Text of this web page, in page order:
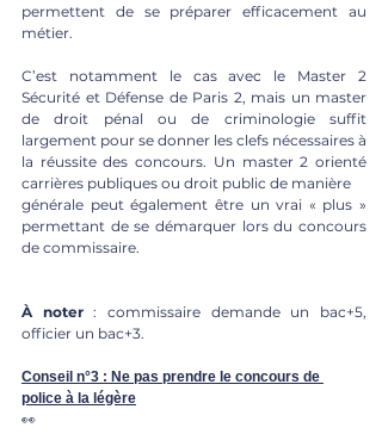
permettent de se préparer efficacement au
métier.
C’est notamment le cas avec le Master 2
Sécurité et Défense de Paris 2, mais un master
de droit pénal ou de criminologie suffit
largement pour se donner les clefs nécessaires à
la réussite des concours. Un master 2 orienté
carrières publiques ou droit public de manière
générale peut également être un vrai « plus »
permettant de se démarquer lors du concours
de commissaire.
À noter : commissaire demande un bac+5,
officier un bac+3.
Conseil n°3 : Ne pas prendre le concours de
police à la légère
👀